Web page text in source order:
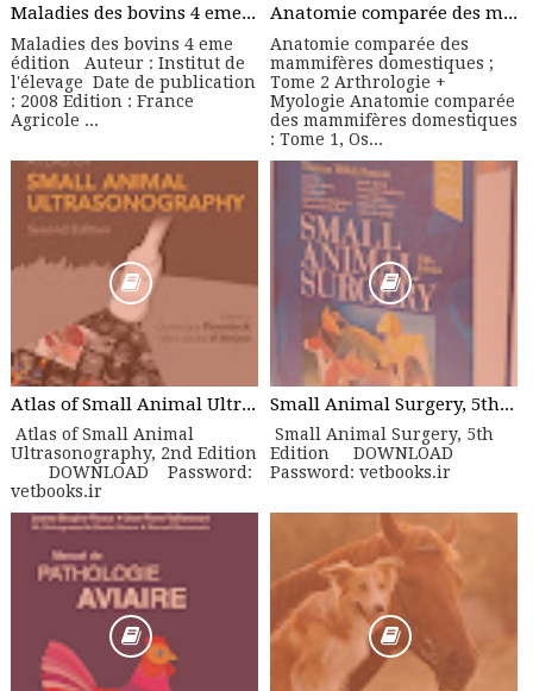
Maladies des bovins 4 eme édition - Manuel Pratique
Maladies des bovins 4 eme
édition Auteur : Institut de
l'élevage Date de publication
: 2008 Edition : France
Agricole ...
Anatomie comparée des mammifères domestiques ; Tome 2 Arthrologie + Myologie
Anatomie comparée des
mammifères domestiques ;
Tome 2 Arthrologie +
Myologie Anatomie comparée
des mammifères domestiques
: Tome 1, Os...
Atlas of Small Animal Ultrasonography, 2nd Edition
Atlas of Small Animal
Ultrasonography, 2nd Edition
DOWNLOAD Password:
vetbooks.ir
Small Animal Surgery, 5th Edition
Small Animal Surgery, 5th
Edition DOWNLOAD
Password: vetbooks.ir